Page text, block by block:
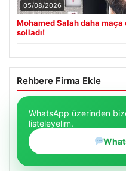
05/08/2026
Mohamed Salah daha maça
solladı!
Rehbere Firma Ekle
WhatsApp üzerinden
listeleyelim.